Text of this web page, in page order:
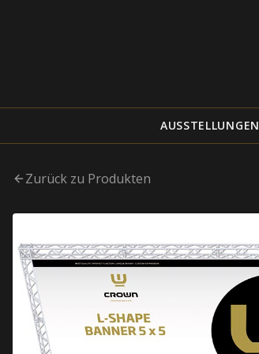
AUSSTELLUNGEN
Zurück zu Produkten